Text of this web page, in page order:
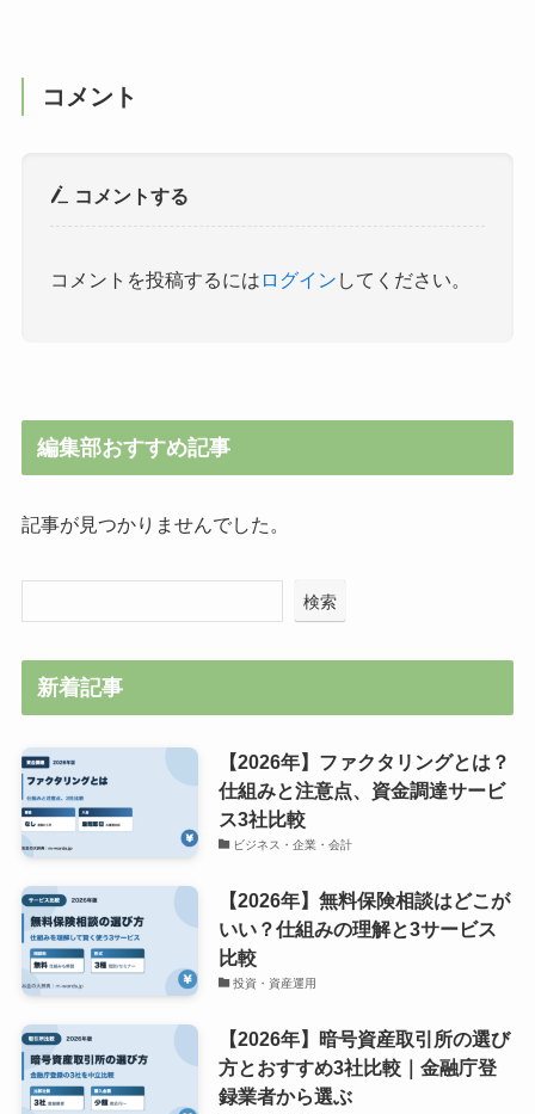
コメント
コメントする
コメントを投稿するには ログイン してください。
編集部おすすめ記事
記事が見つかりませんでした。
検索
新着記事
【2026年】ファクタリングとは？
仕組みと注意点、資金調達サービ
ス3社比較
ビジネス・企業・会計
【2026年】無料保険相談はどこが
いい？仕組みの理解と3サービス
比較
投資・資産運用
【2026年】暗号資産取引所の選び
方とおすすめ3社比較｜金融庁登
録業者から選ぶ